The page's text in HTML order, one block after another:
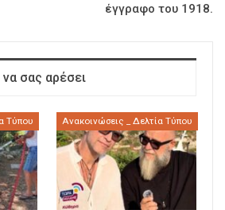
έγγραφο του 1918.
σας αρέσει
Τύπου Ανακοινώσεις _ Δελτία Τύπου